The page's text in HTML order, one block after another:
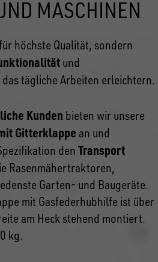
MASCHINEN
höchste Qualität, sondern
und
das tägliche Arbeiten erleichtern.
Kunden bieten wir unsere
Gitterklappe an und
den Transport
Rasenmähertraktoren,
Garten- und Baugeräte.
mit Gasfederhubhilfe ist über
am Heck stehend montiert.
kg.